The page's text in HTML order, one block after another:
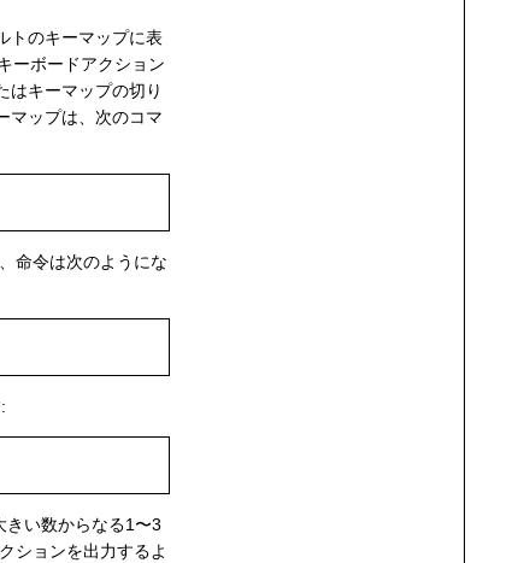
トのキーマップに表
ーボードアクション
はキーマップの切り
マップは、次のコマ
命令は次のようにな
い数からなる1〜3
ションを出力するよ